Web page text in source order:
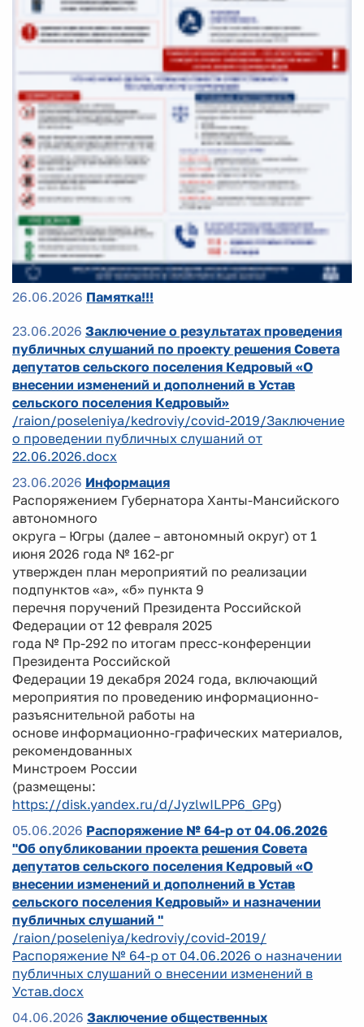
26.06.2026 Памятка!!!
23.06.2026 Заключение о результатах проведения
публичных слушаний по проекту решения Совета
депутатов сельского поселения Кедровый «О
внесении изменений и дополнений в Устав
сельского поселения Кедровый»
/raion/poseleniya/kedroviy/covid-2019/Заключение
о проведении публичных слушаний от
22.06.2026.docx
23.06.2026 Информация
Распоряжением Губернатора Ханты-Мансийского
автономного
округа – Югры (далее – автономный округ) от 1
июня 2026 года № 162-рг
утвержден план мероприятий по реализации
подпунктов «а», «б» пункта 9
перечня поручений Президента Российской
Федерации от 12 февраля 2025
года № Пр-292 по итогам пресс-конференции
Президента Российской
Федерации 19 декабря 2024 года, включающий
мероприятия по проведению информационно-
разъяснительной работы на
основе информационно-графических материалов,
рекомендованных
Минстроем России
(размещены:
https://disk.yandex.ru/d/JyzlwILPP6_GPg)
05.06.2026 Распоряжение № 64-р от 04.06.2026
"Об опубликовании проекта решения Совета
депутатов сельского поселения Кедровый «О
внесении изменений и дополнений в Устав
сельского поселения Кедровый» и назначении
публичных слушаний "
/raion/poseleniya/kedroviy/covid-2019/
Распоряжение № 64-р от 04.06.2026 о назначении
публичных слушаний о внесении изменений в
Устав.docx
04.06.2026 Заключение общественных